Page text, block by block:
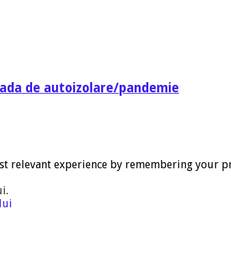
de autoizolare/pandemie
relevant experience by remembering your
.